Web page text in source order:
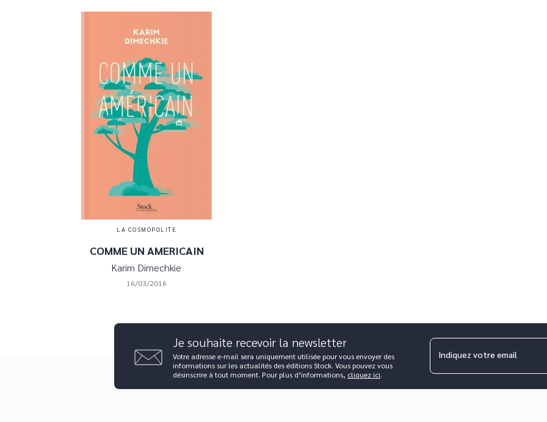
LA COSMOPOLITE
COMME UN AMERICAIN
Karim Dimechkie
16/03/2016
Je souhaite recevoir la newsletter
Votre adresse e-mail sera uniquement utilisée pour vous envoyer des
informations sur les actualités des éditions Stock. Vous pouvez vous
désinscrire à tout moment. Pour plus d’informations, cliquez ici.
Indiquez votre email